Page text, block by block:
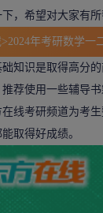
，希望对大家有所
年考研数学一
识是取得高分的
荐使用一些辅导
考研频道为考生
取得好成绩。